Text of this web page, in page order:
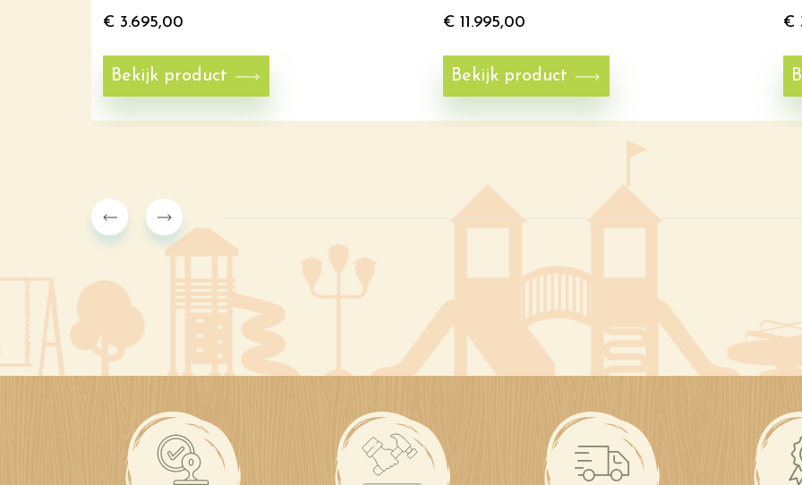
€ 3.695,00
Bekijk product
€ 11.995,00
Bekijk product
€